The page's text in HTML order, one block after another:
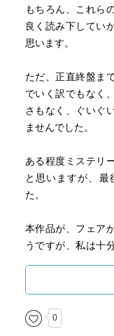
もちろん、これら
良く読み下してい
思います。
ただ、正直終盤ま
でいく訳でもなく
さもなく、ぐいぐ
ませんでした。
ある程度ミステリ
と思いますが、最
た。
本作品が、フェア
うですが、私は十
ってしまうのでは
少し時間をあけ、
再読したいと思え
0